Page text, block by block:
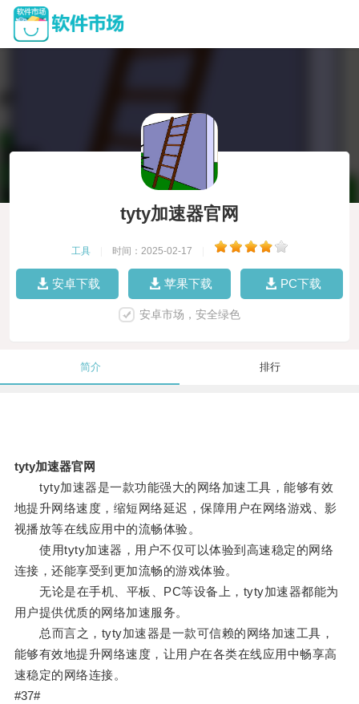
tyty加速器官网
工具 时间：2025-02-17
安卓下载 苹果下载 PC下载
安卓市场，安全绿色
简介 排行
tyty加速器官网
tyty加速器是一款功能强大的网络加速工具，能够有效
地提升网络速度，缩短网络延迟，保障用户在网络游戏、影
视播放等在线应用中的流畅体验。
使用tyty加速器，用户不仅可以体验到高速稳定的网络
连接，还能享受到更加流畅的游戏体验。
无论是在手机、平板、PC等设备上，tyty加速器都能为
用户提供优质的网络加速服务。
总而言之，tyty加速器是一款可信赖的网络加速工具，
能够有效地提升网络速度，让用户在各类在线应用中畅享高
速稳定的网络连接。
#37#